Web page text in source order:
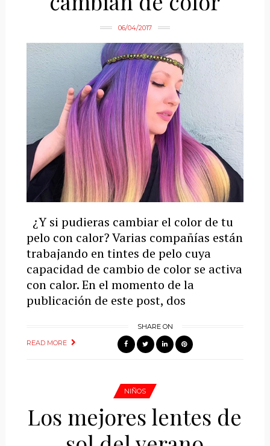
06/04/2017
¿Y si pudieras cambiar el color de tu
pelo con calor? Varias compañías están
trabajando en tintes de pelo cuya
capacidad de cambio de color se activa
con calor. En el momento de la
publicación de este post, dos
READ MORE
SHARE ON
NIÑOS
Los mejores lentes de